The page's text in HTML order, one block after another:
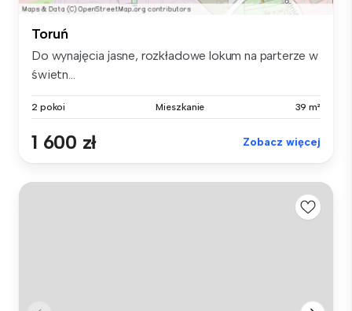
Toruń
Do wynajęcia jasne, rozkładowe lokum na parterze w
świetn...
2 pokoi Mieszkanie 39 m²
1 600 zł Zobacz więcej